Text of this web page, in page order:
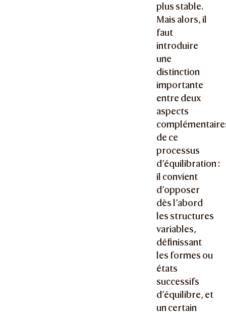
plus stable.
Mais alors, il
faut
introduire
une
distinction
importante
entre deux
aspects
de ce
processus
d’équilibration :
il convient
d’opposer
dès l’abord
les structures
variables,
définissant
les formes ou
états
successifs
d’équilibre, et
un certain